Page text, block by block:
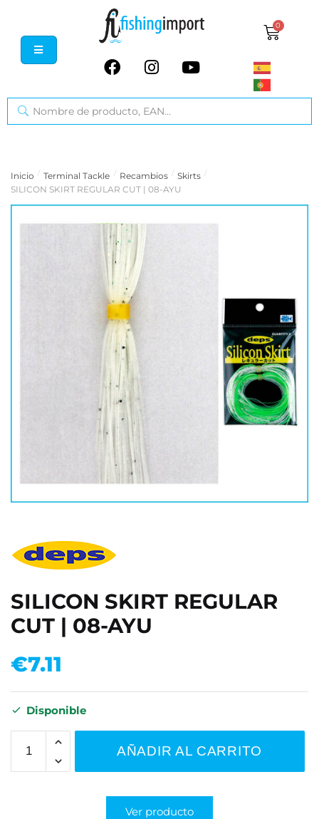
0
Inicio / Terminal Tackle / Recambios / Skirts /
SILICON SKIRT REGULAR CUT | 08-AYU
SILICON SKIRT REGULAR
CUT | 08-AYU
€7.11
Disponible
AÑADIR AL CARRITO
Ver producto